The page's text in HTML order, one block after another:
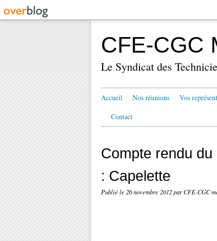
CFE-CGC
Le Syndicat des
Accueil Nos réunions Vos
Contact
Compte rendu
: Capelette
Publié le 26 novembre 2012par CFE-CGC